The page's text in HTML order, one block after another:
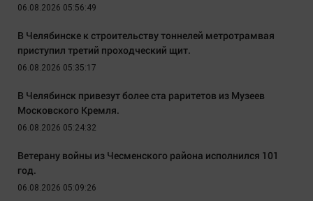
06.08.2026 05:56:49
В Челябинске к строительству тоннелей метротрамвая
приступил третий проходческий щит.
06.08.2026 05:35:17
В Челябинск привезут более ста раритетов из Музеев
Московского Кремля.
06.08.2026 05:24:32
Ветерану войны из Чесменского района исполнился 101
год.
06.08.2026 05:09:26